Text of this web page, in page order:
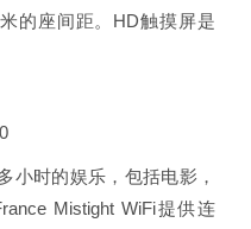
的座间距。HD触摸屏是
小时的娱乐，包括电影，
Mistight WiFi提供连